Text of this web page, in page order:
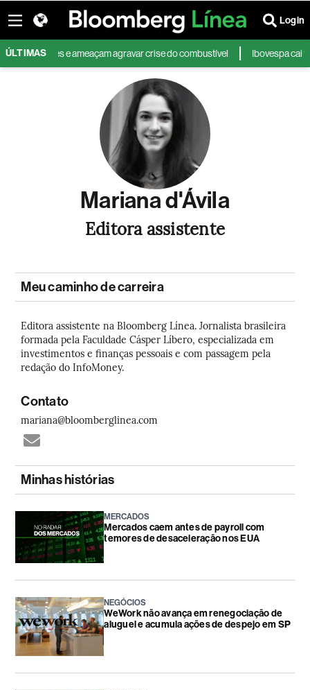
Login
ÚLTIMAS
estoques e ameaçam agravar crise do combustível Ibovespa cai
Mariana d'Ávila
Editora assistente
Meu caminho de carreira
Editora assistente na Bloomberg Línea. Jornalista brasileira
formada pela Faculdade Cásper Líbero, especializada em
investimentos e finanças pessoais e com passagem pela
redação do InfoMoney.
Contato
mariana@bloomberglinea.com
Minhas histórias
MERCADOS
Mercados caem antes de payroll com
temores de desaceleração nos EUA
NEGÓCIOS
WeWork não avança em renegociação de
aluguel e acumula ações de despejo em SP